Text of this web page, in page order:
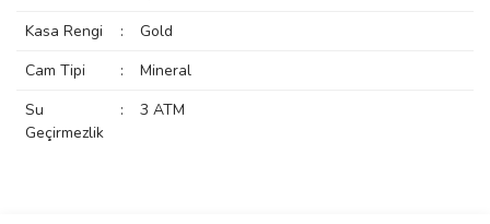
Kasa Rengi
:
Gold
Cam Tipi
:
Mineral
Su
Geçirmezlik
: 3 ATM